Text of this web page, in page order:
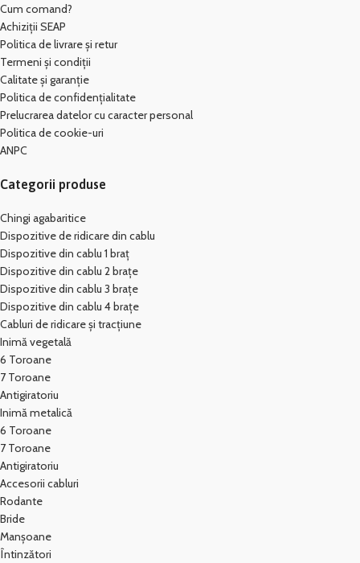
Cum comand?
Achiziții SEAP
Politica de livrare și retur
Termeni și condiții
Calitate și garanție
Politica de confidențialitate
Prelucrarea datelor cu caracter personal
Politica de cookie-uri
ANPC
Categorii produse
Chingi agabaritice
Dispozitive de ridicare din cablu
Dispozitive din cablu 1 braț
Dispozitive din cablu 2 brațe
Dispozitive din cablu 3 brațe
Dispozitive din cablu 4 brațe
Cabluri de ridicare și tracțiune
Inimă vegetală
6 Toroane
7 Toroane
Antigiratoriu
Inimă metalică
6 Toroane
7 Toroane
Antigiratoriu
Accesorii cabluri
Rodante
Bride
Manșoane
Întinzători